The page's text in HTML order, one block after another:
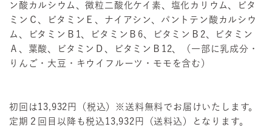
ン酸カルシウム、微粒二酸化ケイ素、塩化カリウム、ビタ
ミンＣ、ビタミンＥ、ナイアシン、パントテン酸カルシウ
ム、ビタミンＢ1、ビタミンＢ6、ビタミンＢ2、ビタミン
Ａ、葉酸、ビタミンＤ、ビタミンＢ12、（一部に乳成分・
りんご・大豆・キウイフルーツ・モモを含む）
初回は13,932円（税込）※送料無料でお届けいたします。
定期２回目以降も税込13,932円（送料込）となります。